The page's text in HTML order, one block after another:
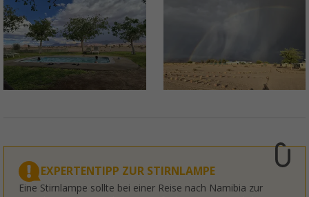
EXPERTENTIPP ZUR STIRNLAMPE
Eine Stirnlampe sollte bei einer Reise nach Namibia zur